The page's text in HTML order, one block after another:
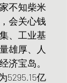
不知柴米
会关心钱
、工业基
雄厚、人
济宝岛。
5295.15亿